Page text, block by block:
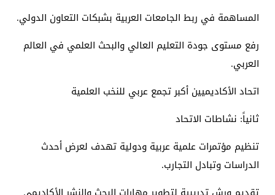
المساهمة في ربط الجامعات العربية بشبكات التعاون الدولي.
رفع مستوى جودة التعليم العالي والبحث العلمي في العالم
العربي.
اتحاد الأكاديميين أكبر تجمع عربي للنخب العلمية
ثانياً: نشاطات الاتحاد
تنظيم مؤتمرات علمية عربية ودولية تهدف لعرض أحدث
الدراسات وتبادل التجارب.